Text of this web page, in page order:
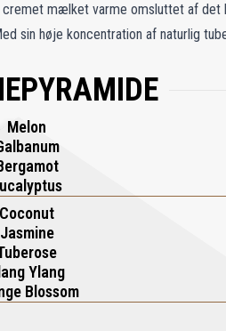
mælket varme omsluttet af det
sin høje koncentration af naturlig
og intensitet uskyld og begær en
Melon
Coconut
Jasmine
Ylang
Blossom